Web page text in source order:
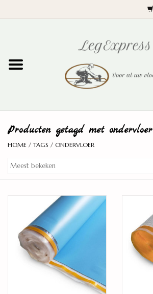
Parket
Ondervloeren
Wand en trap
Legservice
Producten getagd met ondervloer
HOME /TAGS / ONDERVLOER